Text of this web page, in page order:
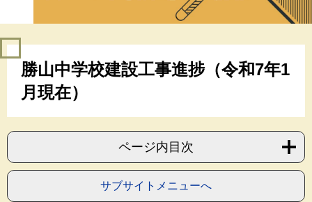
勝山中学校建設工事進捗（令和7年1
月現在）
ページ内目次
サブサイトメニューへ